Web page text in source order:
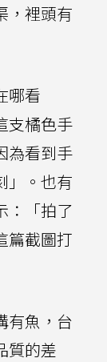
，裡頭有
哪看
支橘色手
為看到手
」。也有
：「拍了
篇截圖打
有魚，台
質的差